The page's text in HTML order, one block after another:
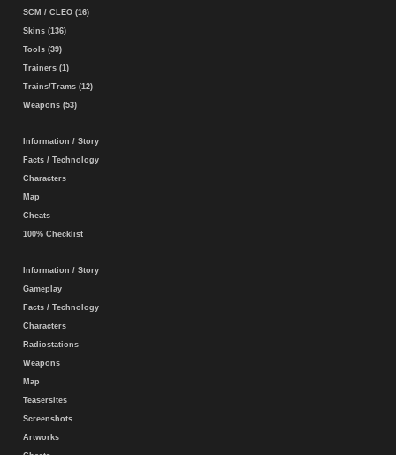
SCM / CLEO (16)
Skins (136)
Tools (39)
Trainers (1)
Trains/Trams (12)
Weapons (53)
Information / Story
Facts / Technology
Characters
Map
Cheats
100% Checklist
Information / Story
Gameplay
Facts / Technology
Characters
Radiostations
Weapons
Map
Teasersites
Screenshots
Artworks